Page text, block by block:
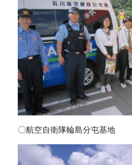
〇航空自衛隊輪島分屯基地